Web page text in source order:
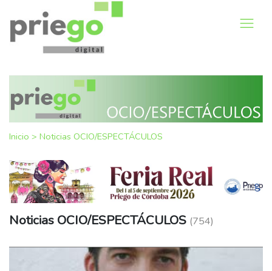
Inicio > Noticias OCIO/ESPECTÁCULOS
Noticias OCIO/ESPECTÁCULOS (754)